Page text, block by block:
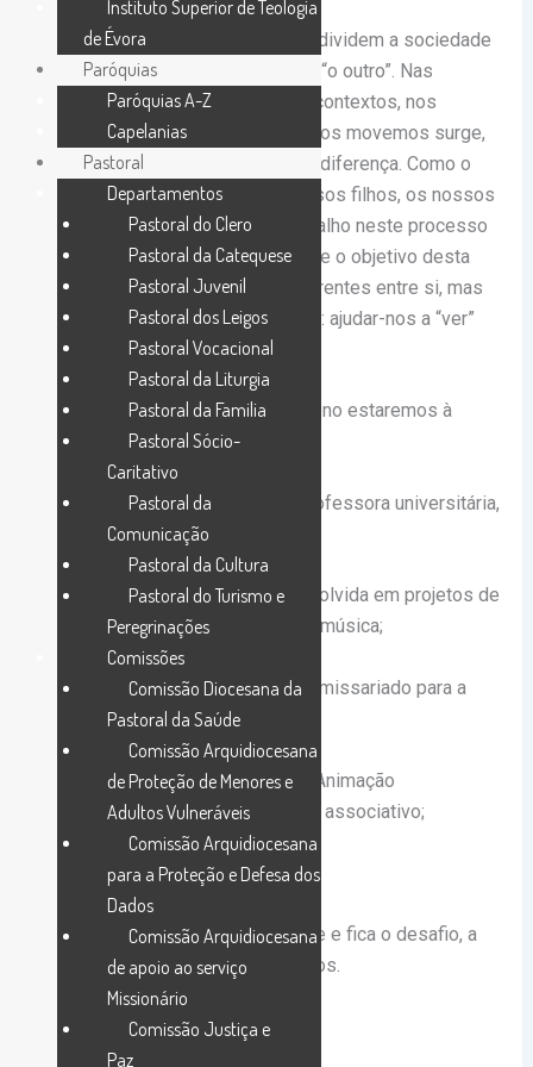
Numa altura em que as diferenças dividem a sociedade
urge cuidar o modo como olhamos “o outro”. Nas
diferentes idades, nos diferentes contextos, nos
diferentes meios sociais em que nos movemos surge,
diariamente, o desafio de aceitar a diferença. Como o
fazemos? Como ajudamos os nossos filhos, os nossos
alunos, os nossos colegas de trabalho neste processo
que nem sempre é simples? É esse o objetivo desta
conversa, com pessoas muito diferentes entre si, mas
que se juntam num objetivo comum: ajudar-nos a “ver”
com um novo olhar!
Com a moderação de Leonor Centeno estaremos à
conversa com:
– Constança Biscaia, psicóloga, professora universitária,
Universidade de Évora;
– Joana Espadinha, cantautora, envolvida em projetos de
educação para crianças através da música;
– Luís Romão, mediador do alto comissariado para a
integração das minorias;
– Bruno Gonçalves, licenciado em Animação
Socioeducativa, ativista e dirigente associativo;
– P. José Maria Brito, sj.
O convite é para toda a comunidade e fica o desafio, a
cada um de nós, de trazer os amigos.
Instituto Superior de Teologia
de Évora
Paróquias
Paróquias A-Z
Capelanias
Pastoral
Departamentos
Pastoral do Clero
Pastoral da Catequese
Pastoral Juvenil
Pastoral dos Leigos
Pastoral Vocacional
Pastoral da Liturgia
Pastoral da Familia
Pastoral Sócio-
Caritativo
Pastoral da
Comunicação
Pastoral da Cultura
Pastoral do Turismo e
Peregrinações
Comissões
Comissão Diocesana da
Pastoral da Saúde
Comissão Arquidiocesana
de Proteção de Menores e
Adultos Vulneráveis
Comissão Arquidiocesana
para a Proteção e Defesa dos
Dados
Comissão Arquidiocesana
de apoio ao serviço
Missionário
Comissão Justiça e
Paz